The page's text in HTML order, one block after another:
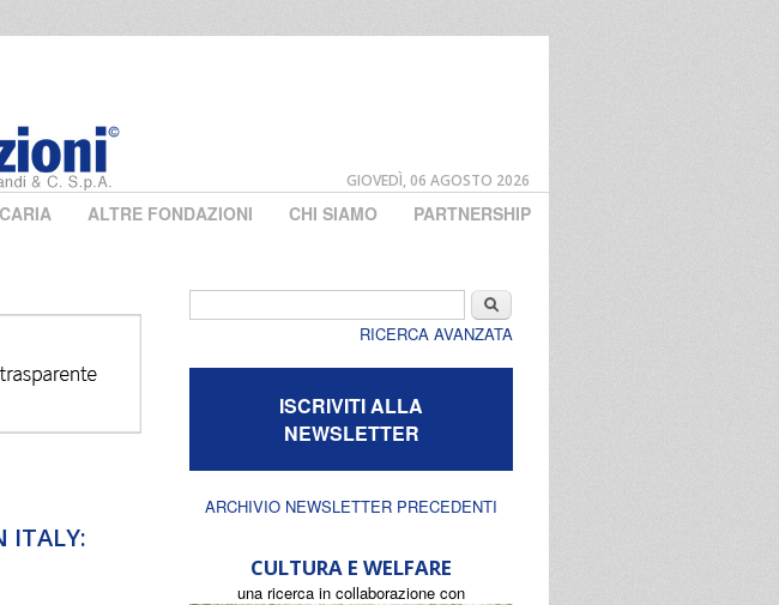
GIOVEDÌ, 06 AGOSTO 2026
ALTRE FONDAZIONI CHI SIAMO PARTNERSHIP
ITALY:
Cerca
RICERCA AVANZATA
ISCRIVITI ALLA
NEWSLETTER
ARCHIVIO NEWSLETTER PRECEDENTI
CULTURA E WELFARE
una ricerca in collaborazione con